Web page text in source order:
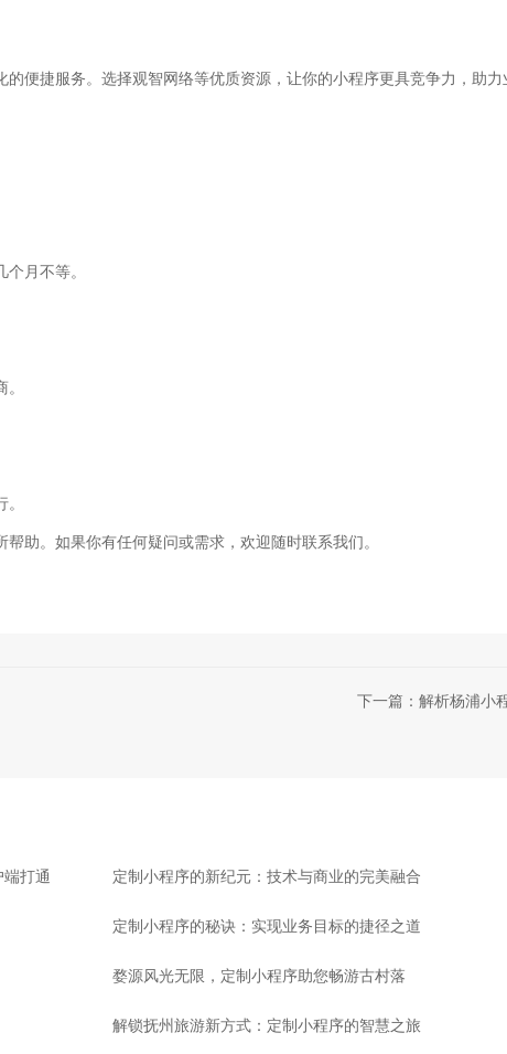
便捷服务。选择观智网络等优质资源，让你的小程序更具竞争力，助力
月不等。
助。如果你有任何疑问或需求，欢迎随时联系我们。
下一篇：解析杨浦小
打通 定制小程序的新纪元：技术与商业的完美融合
定制小程序的秘诀：实现业务目标的捷径之道
婺源风光无限，定制小程序助您畅游古村落
解锁抚州旅游新方式：定制小程序的智慧之旅